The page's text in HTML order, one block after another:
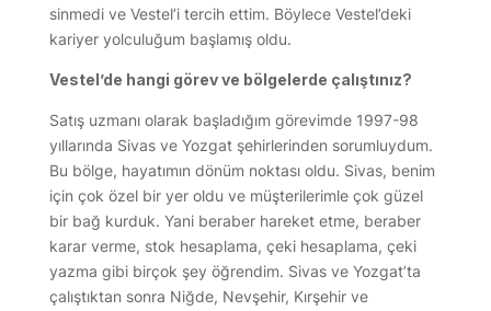
sinmedi ve Vestel’i tercih ettim. Böylece Vestel’deki
kariyer yolculuğum başlamış oldu.
Vestel’de hangi görev ve bölgelerde çalıştınız?
Satış uzmanı olarak başladığım görevimde 1997-98
yıllarında Sivas ve Yozgat şehirlerinden sorumluydum.
Bu bölge, hayatımın dönüm noktası oldu. Sivas, benim
için çok özel bir yer oldu ve müşterilerimle çok güzel
bir bağ kurduk. Yani beraber hareket etme, beraber
karar verme, stok hesaplama, çeki hesaplama, çeki
yazma gibi birçok şey öğrendim. Sivas ve Yozgat’ta
çalıştıktan sonra Niğde, Nevşehir, Kırşehir ve